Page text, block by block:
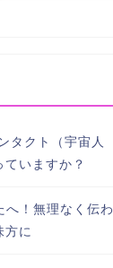
タクト（宇宙人
いますか？
へ！無理なく伝わ
方に